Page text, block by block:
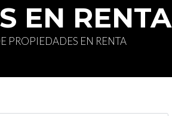
EN RENTA
PROPIEDADES EN RENTA